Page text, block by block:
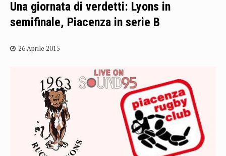
Una giornata di verdetti: Lyons in
semifinale, Piacenza in serie B
26 Aprile 2015